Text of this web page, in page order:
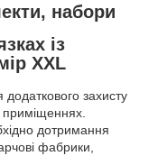
набори
із
XXL
захисту
приміщеннях.
дотримання
фабрики,